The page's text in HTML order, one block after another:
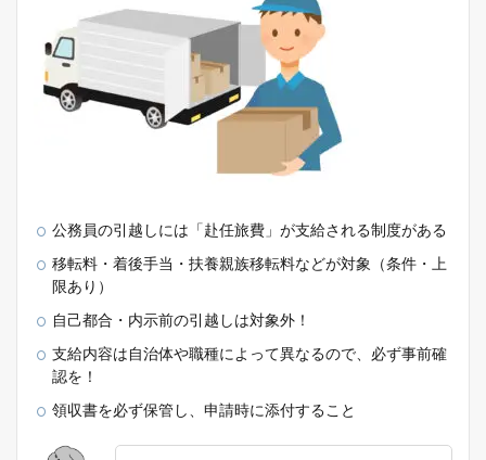
公務員の引越しには「赴任旅費」が支給される制度がある
移転料・着後手当・扶養親族移転料などが対象（条件・上
限あり）
自己都合・内示前の引越しは対象外！
支給内容は自治体や職種によって異なるので、必ず事前確
認を！
領収書を必ず保管し、申請時に添付すること